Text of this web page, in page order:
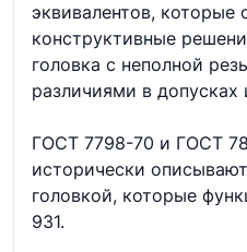
эквивалентов, которые
конструктивные
головка с неполной
различиями в допусках
ГОСТ 7798-70 и ГОСТ
исторически
головкой, которые
931.